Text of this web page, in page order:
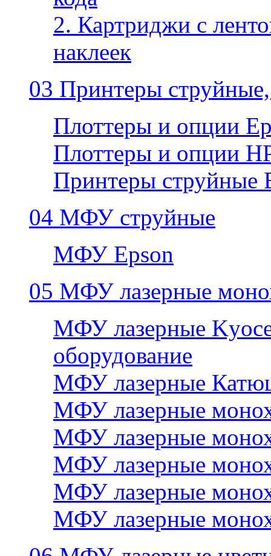
2. Картриджи с
наклеек
03 Принтеры
Плоттеры и опции
Плоттеры и опции
Принтеры струйные
04 МФУ струйные
МФУ Epson
05 МФУ лазерные
МФУ лазерные
оборудование
МФУ лазерные
МФУ лазерные
МФУ лазерные
МФУ лазерные
МФУ лазерные
МФУ лазерные